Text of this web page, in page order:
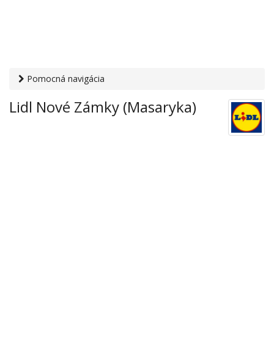
Pomocná navigácia
supermarkety › Lidl Nové Zámky (Masaryka)
Lidl Nové Zámky (Masaryka)